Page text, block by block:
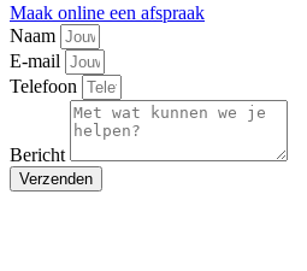
Maak online een afspraak
Naam
E-mail
Telefoon
Bericht
Verzenden